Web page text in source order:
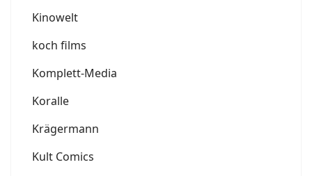
Kinowelt
koch films
Komplett-Media
Koralle
Krägermann
Kult Comics